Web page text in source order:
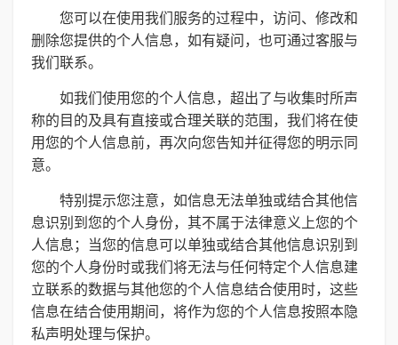
您可以在使用我们服务的过程中，访问、修改和
删除您提供的个人信息，如有疑问，也可通过客服与
我们联系。
如我们使用您的个人信息，超出了与收集时所声
称的目的及具有直接或合理关联的范围，我们将在使
用您的个人信息前，再次向您告知并征得您的明示同
意。
特别提示您注意，如信息无法单独或结合其他信
息识别到您的个人身份，其不属于法律意义上您的个
人信息；当您的信息可以单独或结合其他信息识别到
您的个人身份时或我们将无法与任何特定个人信息建
立联系的数据与其他您的个人信息结合使用时，这些
信息在结合使用期间，将作为您的个人信息按照本隐
私声明处理与保护。